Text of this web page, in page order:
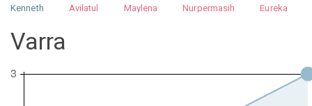
Kenneth Avilatul Maylena Nurpermasih
Eureka
Nurhilman
Varra